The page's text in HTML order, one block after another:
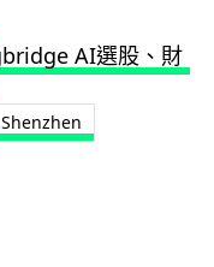
Shenzhen